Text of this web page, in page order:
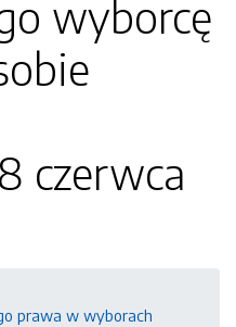
wyborcę
czerwca
prawa w wyborach